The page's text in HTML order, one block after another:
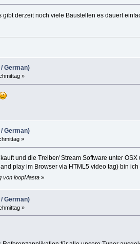
derzeit noch viele Baustellen es dauert
German)
»
German)
»
und die Treiber/ Stream Software unter
play im Browser via HTML5 video tag) bin
von loopMasta»
German)
»